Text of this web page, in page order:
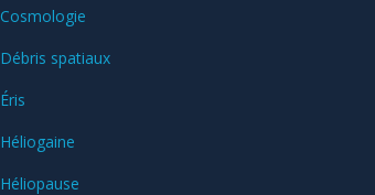
Cosmologie
Débris spatiaux
Éris
Héliogaine
Héliopause